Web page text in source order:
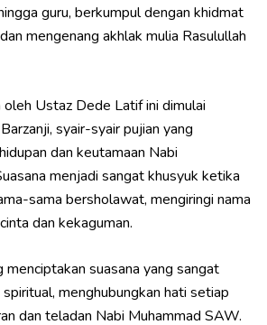
guru, berkumpul dengan khidmat
mengenang akhlak mulia Rasulullah
Ustaz Dede Latif ini dimulai
syair-syair pujian yang
dan keutamaan Nabi
menjadi sangat khusyuk ketika
sama bersholawat, mengiringi nama
dan kekaguman.
suasana yang sangat
menghubungkan hati setiap
dan teladan Nabi Muhammad SAW.